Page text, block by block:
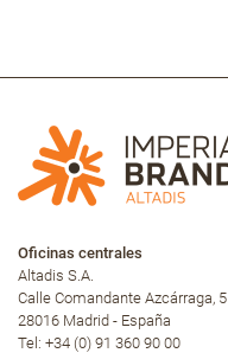
Oficinas centrales
Altadis S.A.
Calle Comandante Azcárraga, 5
28016 Madrid - España
Tel: +34 (0) 91 360 90 00